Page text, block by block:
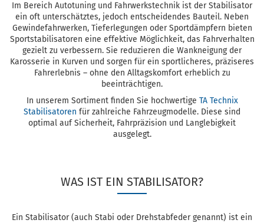
Im Bereich Autotuning und Fahrwerkstechnik ist der Stabilisator
ein oft unterschätztes, jedoch entscheidendes Bauteil. Neben
Gewindefahrwerken, Tieferlegungen oder Sportdämpfern bieten
Sportstabilisatoren eine effektive Möglichkeit, das Fahrverhalten
gezielt zu verbessern. Sie reduzieren die Wankneigung der
Karosserie in Kurven und sorgen für ein sportlicheres, präziseres
Fahrerlebnis – ohne den Alltagskomfort erheblich zu
beeinträchtigen.
In unserem Sortiment finden Sie hochwertige TA Technix
Stabilisatoren für zahlreiche Fahrzeugmodelle. Diese sind
optimal auf Sicherheit, Fahrpräzision und Langlebigkeit
ausgelegt.
WAS IST EIN STABILISATOR?
Ein Stabilisator (auch Stabi oder Drehstabfeder genannt) ist ein